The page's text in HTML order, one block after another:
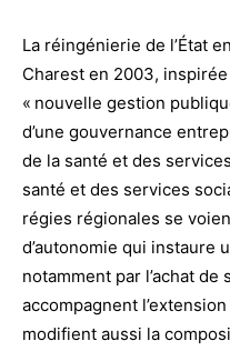
La réingénierie de l’État
Charest en 2003,
« nouvelle gestion
d’une gouvernance
de la santé et des
santé et des services
régies régionales se
d’autonomie qui instaure
notamment par l’achat de
accompagnent
modifient aussi la